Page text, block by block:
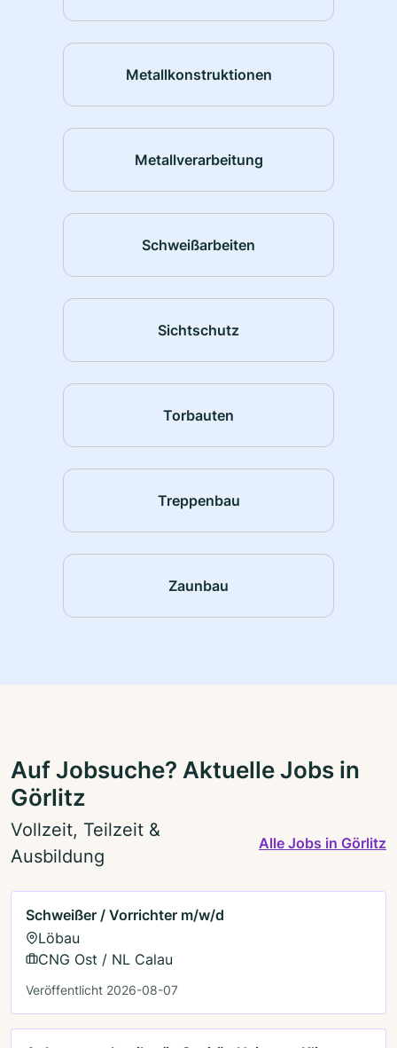
Metallkonstruktionen
Metallverarbeitung
Schweißarbeiten
Sichtschutz
Torbauten
Treppenbau
Zaunbau
Auf Jobsuche? Aktuelle Jobs in
Görlitz
Vollzeit, Teilzeit &
Ausbildung
Alle Jobs in Görlitz
Schweißer / Vorrichter m/w/d
Löbau
CNG Ost / NL Calau
Veröffentlicht 2026-08-07